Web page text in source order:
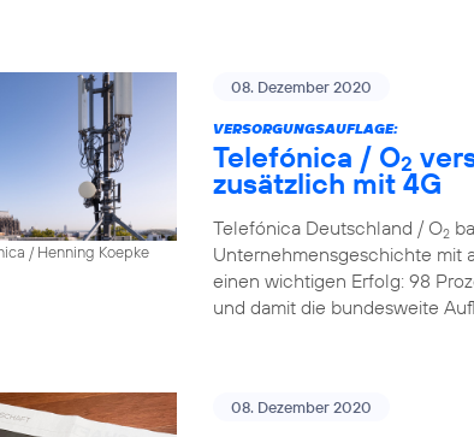
/ Henning Koepke
08. Dezember 2020
VERSORGUNGSAUFLAGE:
Telefónica / O2
zusätzlich mit 4G
Telefónica Deutschland / O2
Unternehmensgeschichte mit
einen wichtigen Erfolg: 98
und damit die bundesweite
08. Dezember 2020